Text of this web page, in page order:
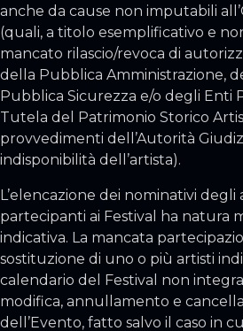
anche da cause non imputabili
(quali, a titolo esemplificativo e
mancato rilascio/revoca di
della Pubblica Amministrazione,
Pubblica Sicurezza e/o degli Enti
Tutela del Patrimonio Storico
provvedimenti dell’Autorità
indisponibilità dell’artista).
L’elencazione dei nominativi degli
partecipanti ai Festival ha natura
indicativa. La mancata
sostituzione di uno o più artisti
calendario del Festival non
modifica, annullamento e
dell’Evento, fatto salvo il caso in